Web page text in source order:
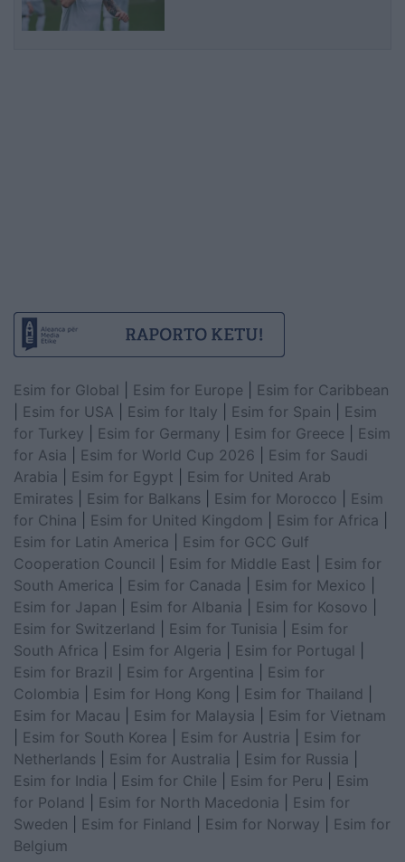
Esim for Global Esim for Europe
Esim for Caribbean
Esim for USA Esim for Italy Esim for Spain
Esim
for Turkey
Esim for Germany Esim for Greece
Esim
for Asia
Esim for World Cup 2026
Esim for Saudi
Arabia
Esim for Egypt
Esim for United Arab
Emirates
Esim for Balkans Esim for Morocco
Esim
for China
Esim for United Kingdom Esim for Africa
Esim for Latin America
Esim for GCC Gulf
Cooperation Council
Esim for Middle East
Esim for
South America
Esim for Canada Esim for Mexico
Esim for Japan
Esim for Albania Esim for Kosovo
Esim for Switzerland
Esim for Tunisia
Esim for
South Africa
Esim for Algeria Esim for Portugal
Esim for Brazil
Esim for Argentina
Esim for
Colombia
Esim for Hong Kong Esim for Thailand
Esim for Macau
Esim for Malaysia
Esim for Vietnam
Esim for South Korea Esim for Austria
Esim for
Netherlands
Esim for Australia Esim for Russia
Esim for India
Esim for Chile Esim for Peru
Esim
for Poland
Esim for North Macedonia
Esim for
Sweden
Esim for Finland Esim for Norway
Esim for
Belgium